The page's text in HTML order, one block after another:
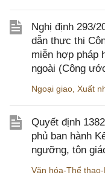
Nghị định 293/
dẫn thực thi
miễn hợp pháp
ngoài (Công
Ngoại giao Xuất
Quyết định
phủ ban hành
ngưỡng, tôn
Văn hóa-Thể thao-